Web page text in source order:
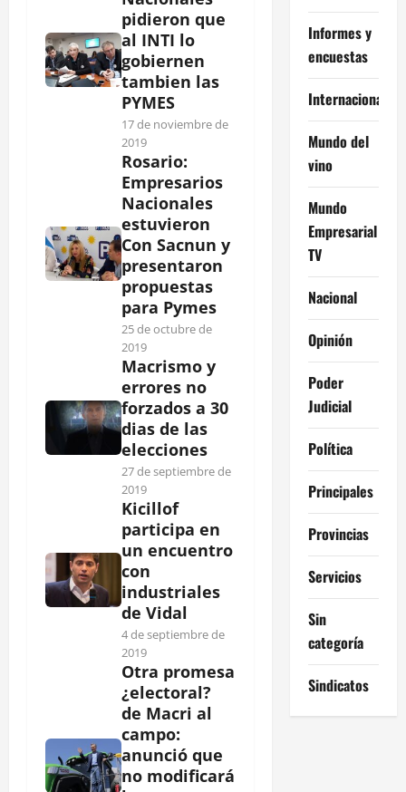
pidieron que
al INTI lo
gobiernen
tambien las
PYMES
17 de noviembre de
2019
Rosario:
Empresarios
Nacionales
estuvieron
Con Sacnun y
presentaron
propuestas
para Pymes
25 de octubre de
2019
Macrismo y
errores no
forzados a 30
dias de las
elecciones
27 de septiembre de
2019
Kicillof
participa en
un encuentro
con
industriales
de Vidal
4 de septiembre de
2019
Otra promesa
¿electoral?
de Macri al
campo:
anunció que
no modificará
Informes y
encuestas
Internacional
Mundo del
vino
Mundo
Empresarial
TV
Nacional
Opinión
Poder
Judicial
Política
Principales
Provincias
Servicios
Sin
categoría
Sindicatos